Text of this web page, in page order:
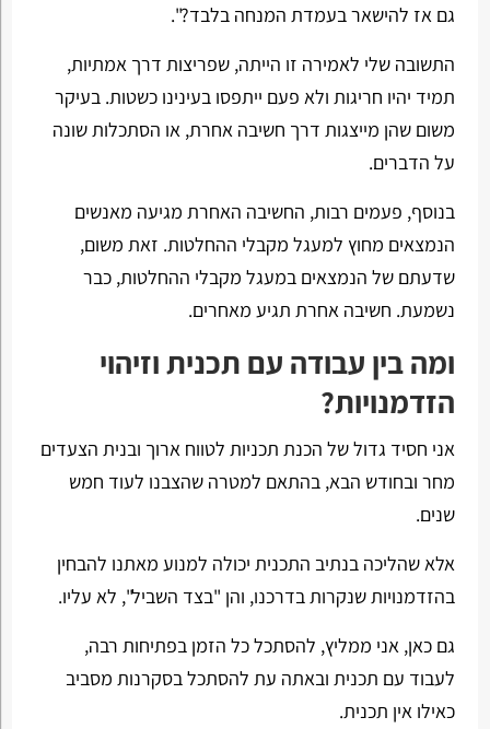
גם אז להישאר בעמדת המנחה בלבד?".
התשובה שלי לאמירה זו הייתה, שפריצות דרך אמתיות,
תמיד יהיו חריגות ולא פעם ייתפסו בעינינו כשטות. בעיקר
משום שהן מייצגות דרך חשיבה אחרת, או הסתכלות שונה
על הדברים.
בנוסף, פעמים רבות, החשיבה האחרת מגיעה מאנשים
הנמצאים מחוץ למעגל מקבלי ההחלטות. זאת משום,
שדעתם של הנמצאים במעגל מקבלי ההחלטות, כבר
נשמעת. חשיבה אחרת תגיע מאחרים.
ומה בין עבודה עם תכנית וזיהוי
הזדמנויות?
אני חסיד גדול של הכנת תכניות לטווח ארוך ובנית הצעדים
מחר ובחודש הבא, בהתאם למטרה שהצבנו לעוד חמש
שנים.
אלא שהליכה בנתיב התכנית יכולה למנוע מאתנו להבחין
בהזדמנויות שנקרות בדרכנו, והן "בצד השביל", לא עליו.
גם כאן, אני ממליץ, להסתכל כל הזמן בפתיחות רבה,
לעבוד עם תכנית ובאתה עת להסתכל בסקרנות מסביב
כאילו אין תכנית.